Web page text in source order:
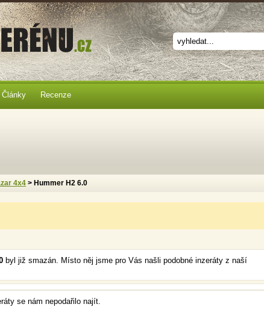
byl již smazán. Místo něj jsme pro Vás našli podobné inzeráty z naší
se nám nepodařilo najít.
Články Recenze
4x4 > Hummer H2 6.0